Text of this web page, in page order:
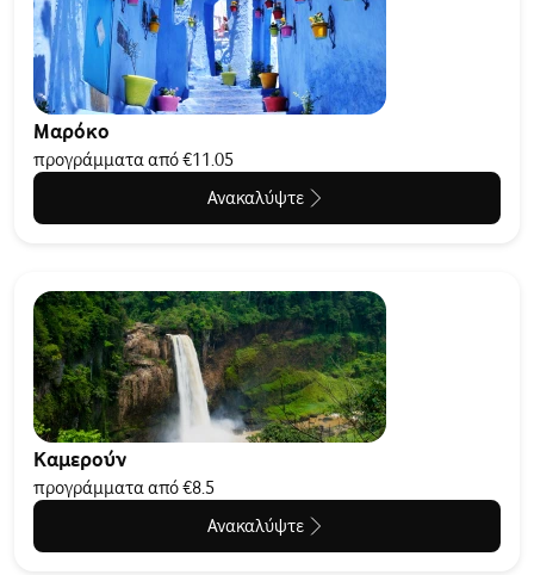
Μαρόκο
προγράμματα από €11.05
Ανακαλύψτε
Καμερούν
προγράμματα από €8.5
Ανακαλύψτε